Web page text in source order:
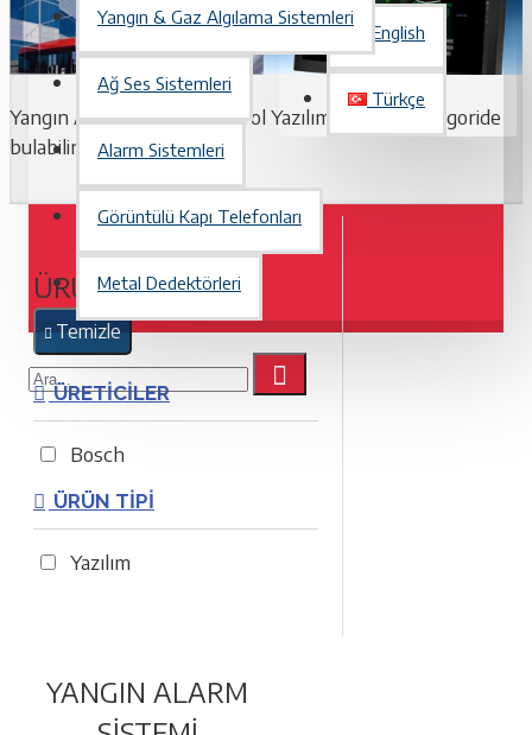
English
Türkçe
Yangın & Gaz Algılama Sistemleri
Ağ Ses Sistemleri
Alarm Sistemleri
Görüntülü Kapı Telefonları
Metal Dedektörleri
Yangın Alarm Sistemi Kontrol Yazılımlarını bu kategoride
bulabilirsiniz.
ÜRÜN BULMA
Temizle
ÜRETICILER
Bosch
ÜRÜN TIPI
Yazılım
YANGIN ALARM